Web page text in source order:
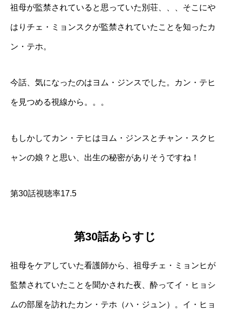
祖母が監禁されていると思っていた別荘、、、そこにや
はりチェ・ミョンスクが監禁されていたことを知ったカ
ン・テホ。
今話、気になったのはヨム・ジンスでした。カン・テヒ
を見つめる視線から。。。
もしかしてカン・テヒはヨム・ジンスとチャン・スクヒ
ャンの娘？と思い、出生の秘密がありそうですね！
第30話視聴率17.5
第30話あらすじ
祖母をケアしていた看護師から、祖母チェ・ミョンヒが
監禁されていたことを聞かされた夜、酔ってイ・ヒョシ
ムの部屋を訪れたカン・テホ（ハ・ジュン）。イ・ヒョ